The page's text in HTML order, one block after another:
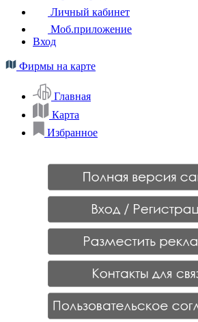
Личный кабинет
Моб.приложение
Вход
Фирмы на карте
Главная
Карта
Избранное